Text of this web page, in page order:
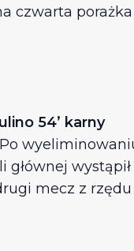
czwarta
54’ karny
mecz z